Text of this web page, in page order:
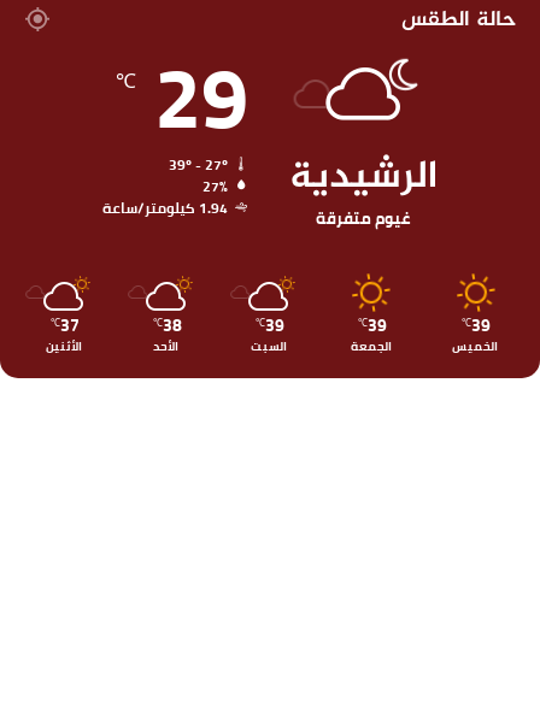
حالة الطقس
الرشيدية
غيوم متفرقة
29
℃
27%
1.94 كيلومتر/ساعة
39
℃
الخميس
39
℃
الجمعة
39
℃
السبت
38
℃
الأحد
37
℃
الأثنين